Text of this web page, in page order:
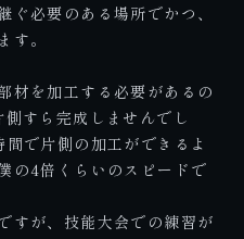
ぐ必要のある場所でかつ、
す。
材を加工する必要があるの
すら完成しませんでし
で片側の加工ができるよ
の4倍くらいのスピードで
すが、技能大会での練習が